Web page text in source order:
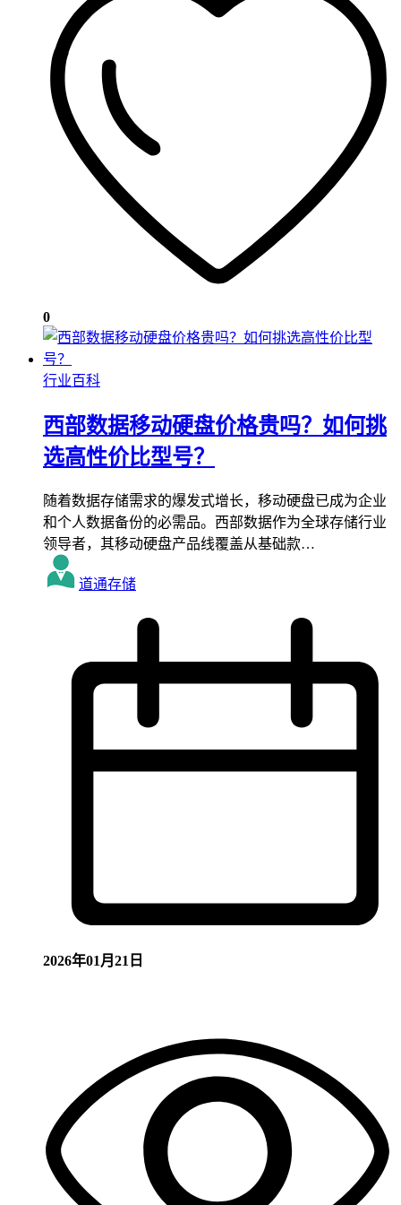
0
行业百科
西部数据移动硬盘价格贵吗？如何挑
选高性价比型号？
随着数据存储需求的爆发式增长，移动硬盘已成为企业
和个人数据备份的必需品。西部数据作为全球存储行业
领导者，其移动硬盘产品线覆盖从基础款…
道通存储
2026年01月21日